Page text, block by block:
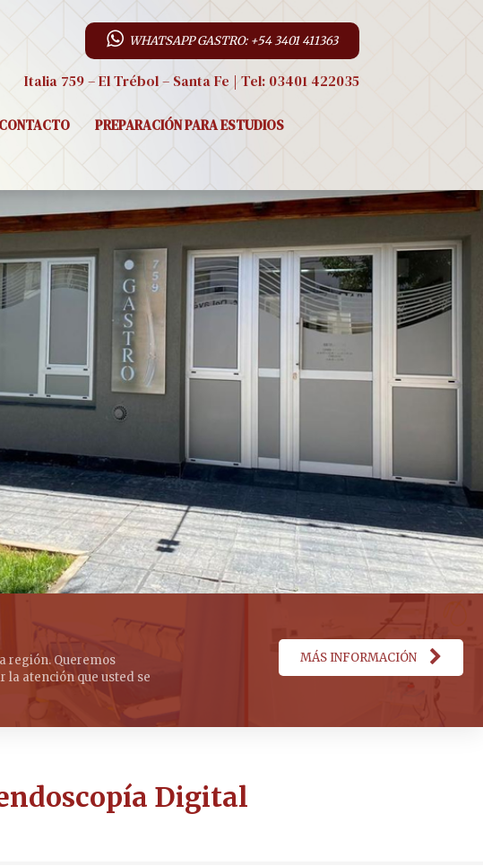
WHATSAPP GASTRO: +54 3401 411363
Italia 759 – El Trébol – Santa Fe | Tel: 03401 422035
CONTACTO PREPARACIÓN PARA ESTUDIOS
región. Queremos
la atención que usted se
MÁS INFORMACIÓN
Digital